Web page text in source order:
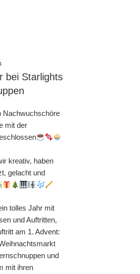
bei Starlights
Nachwuchschöre
mit der
kreativ, haben
gelacht und
tolles Jahr mit
und Auftritten,
am 1. Advent:
und
mit ihren